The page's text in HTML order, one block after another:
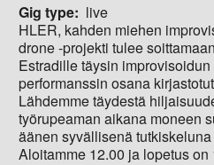
Gig type
live
HLER, kahden miehen
drone -projekti tulee
Estradille täysin
performanssin osana
Lähdemme täydestä
työrupeaman aikana moneen
äänen syvällisenä
Aloitamme 12.00 ja lopetus on